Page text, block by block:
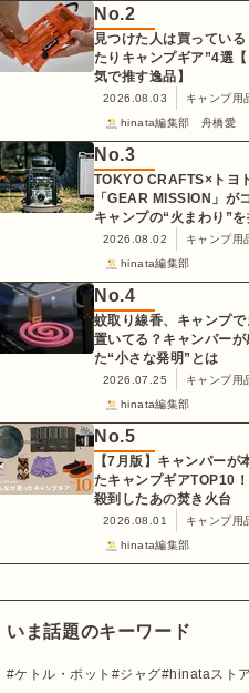
No.2
見つけた人は買ってい
たりキャンプギア”4選
気で推す逸品】
2026.08.03
キャンプ用
hinata編集部 舟橋愛
No.3
TOKYO CRAFTS×トヨ
「GEAR MISSION」が
キャンプの“火まわり”
K3クッキングストーブが
2026.08.02
キャンプ用
hinata編集部
No.4
蚊取り線香、キャンプ
置いてる？キャンパーが
た“小さな発明”とは
2026.07.25
キャンプ用
hinata編集部
No.5
【7月版】キャンパーが
たキャンプギアTOP10
殺到したあの焚き火台
2026.08.01
キャンプ用
hinata編集部
いま話題のキーワード
ケトル・ポット ジャグ hinataストア